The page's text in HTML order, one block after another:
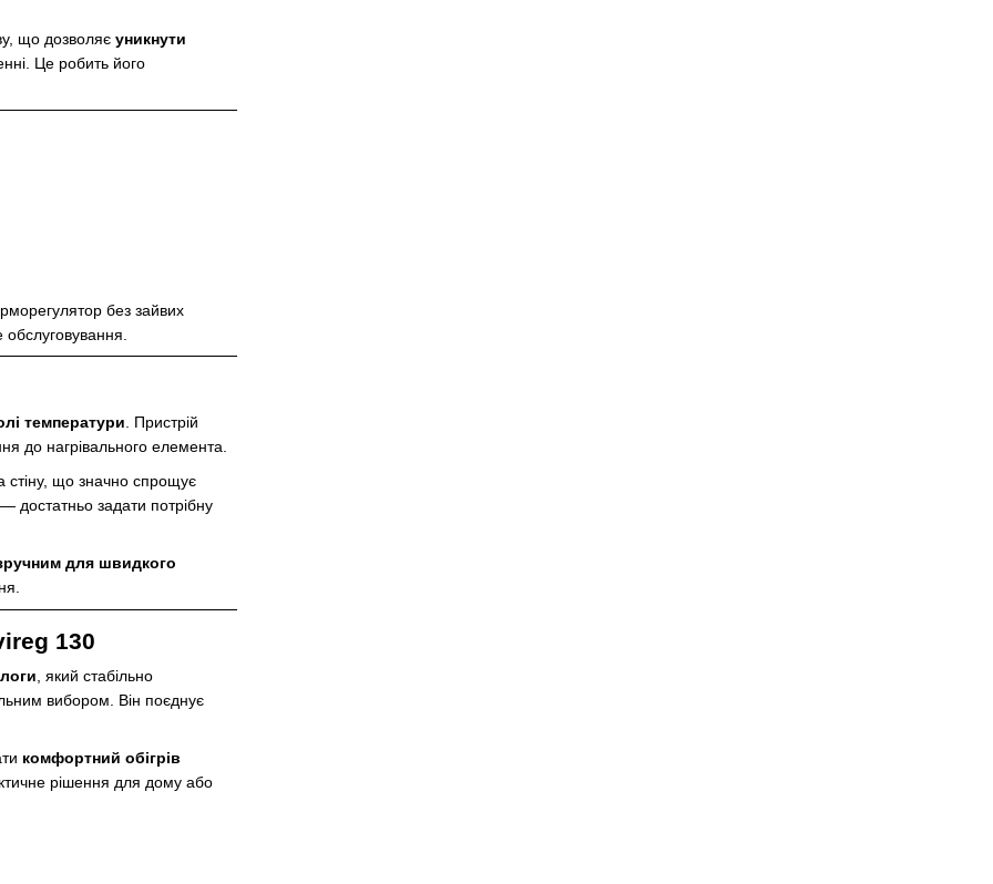
що дозволяє уникнути
Це робить його
без зайвих
обслуговування.
температури. Пристрій
до нагрівального елемента.
стіну, що значно спрощує
достатньо задати потрібну
для швидкого
130
, який стабільно
вибором. Він поєднує
комфортний обігрів
рішення для дому або